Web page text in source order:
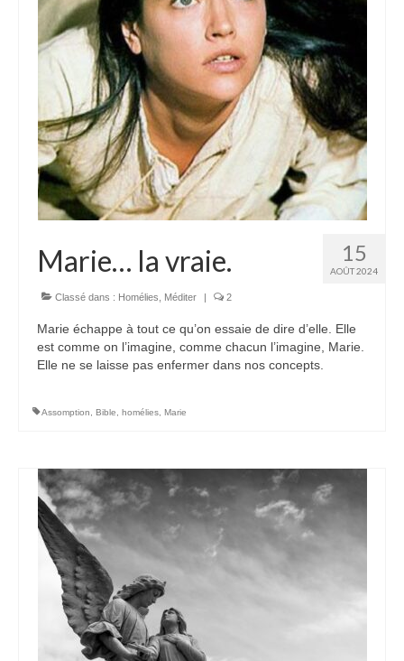
15
AOÛT 2024
Marie… la vraie.
Classé dans : Homélies Méditer | 2
Marie échappe à tout ce qu’on essaie de dire d’elle. Elle
est comme on l’imagine, comme chacun l’imagine, Marie.
Elle ne se laisse pas enfermer dans nos concepts.
Assomption Bible homélies Marie